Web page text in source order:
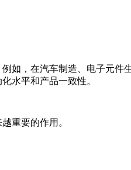
如，在汽车制造、电子元
水平和产品一致性。
重要的作用。